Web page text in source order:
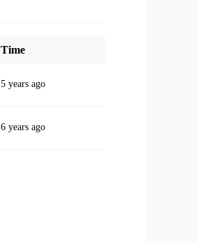
Time
5 years ago
6 years ago